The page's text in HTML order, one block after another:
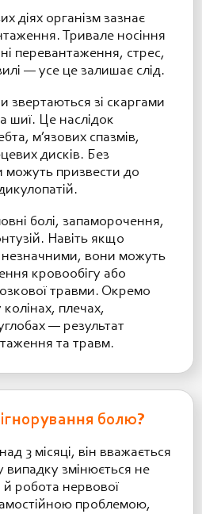
діях організм зазнає
Тривале носіння
перевантаження, стрес,
— усе це залишає слід.
звертаються зі скаргами
шиї. Це наслідок
м’язових спазмів,
дисків. Без
можуть призвести до
болі, запаморочення,
Навіть якщо
вони можуть
кровообігу або
травми. Окремо
колінах, плечах,
— результат
та травм.
болю?
3 місяці, він вважається
випадку змінюється не
робота нервової
проблемою,